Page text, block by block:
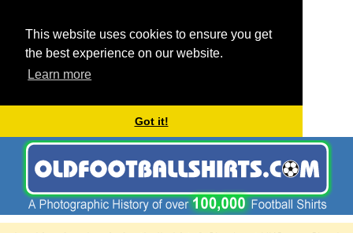
This website uses cookies to ensure you get
the best experience on our website.
Learn more
Got it!